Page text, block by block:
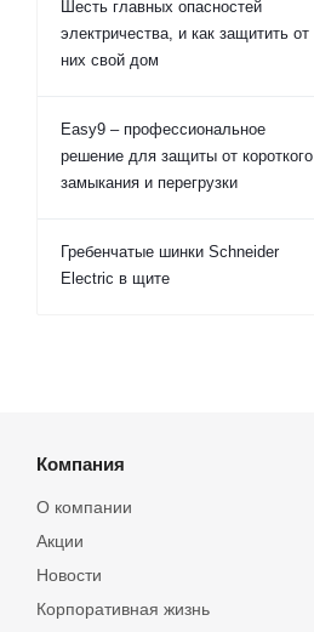
Шесть главных опасностей
электричества, и как защитить от
них свой дом
Easy9 – профессиональное
решение для защиты от короткого
замыкания и перегрузки
Гребенчатые шинки Schneider
Electric в щите
Компания
О компании
Акции
Новости
Корпоративная жизнь